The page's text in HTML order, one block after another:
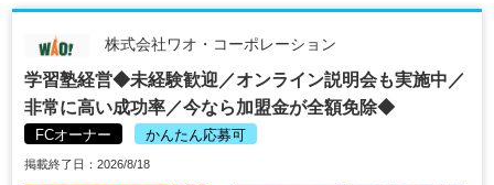
株式会社ワオ・コーポレーション
学習塾経営◆未経験歓迎／オンライン説明会も実施中／
非常に高い成功率／今なら加盟金が全額免除◆
FCオーナー かんたん応募可
掲載終了日：2026/8/18